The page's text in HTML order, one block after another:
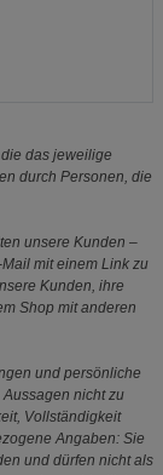
das jeweilige
durch Personen, die
unsere Kunden –
mit einem Link zu
Kunden, ihre
Shop mit anderen
und persönliche
nicht zu
Vollständigkeit
Angaben: Sie
und dürfen nicht als